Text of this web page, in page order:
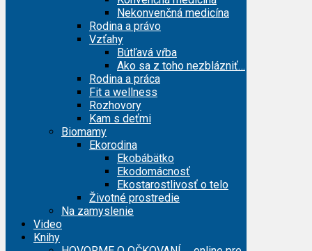
Nekonvenčná medicína
Rodina a právo
Vzťahy
Bútľavá vŕba
Ako sa z toho nezblázniť…
Rodina a práca
Fit a wellness
Rozhovory
Kam s deťmi
Biomamy
Ekorodina
Ekobábätko
Ekodomácnosť
Ekostarostlivosť o telo
Životné prostredie
Na zamyslenie
Video
Knihy